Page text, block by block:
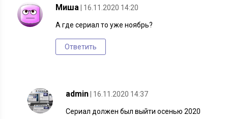
Миша | 16.11.2020 14:20
А где сериал то уже ноябрь?
Ответить
admin | 16.11.2020 14:37
Сериал должен был выйти осенью 2020